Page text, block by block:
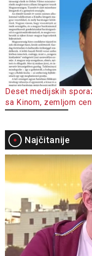
Deset medijskih
sa Kinom, zemljom
Najčitanije